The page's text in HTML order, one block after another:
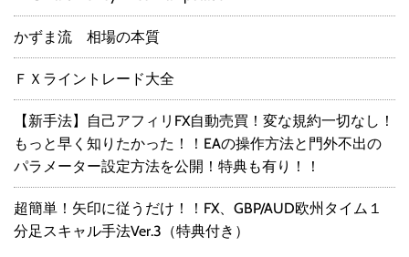
かずま流 相場の本質
ＦＸライントレード大全
【新手法】自己アフィリFX自動売買！変な規約一切なし！
もっと早く知りたかった！！EAの操作方法と門外不出の
パラメーター設定方法を公開！特典も有り！！
超簡単！矢印に従うだけ！！FX、GBP/AUD欧州タイム１
分足スキャル手法Ver.3（特典付き）